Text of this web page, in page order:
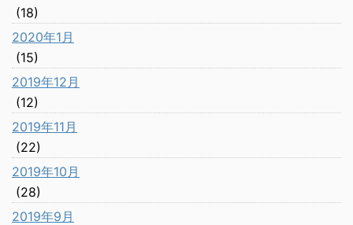
(18)
2020年1月
(15)
2019年12月
(12)
2019年11月
(22)
2019年10月
(28)
2019年9月